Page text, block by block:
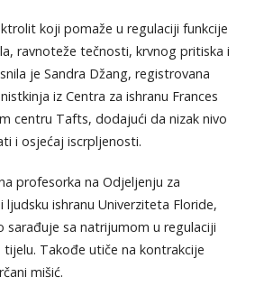
koji pomaže u regulaciji funkcije
ravnoteže tečnosti, krvnog pritiska i
je Sandra Džang, registrovana
iz Centra za ishranu Frances
centru Tafts, dodajući da nizak nivo
i osjećaj iscrpljenosti.
profesorka na Odjeljenju za
ljudsku ishranu Univerziteta Floride,
sarađuje sa natrijumom u regulaciji
Takođe utiče na kontrakcije
mišić.